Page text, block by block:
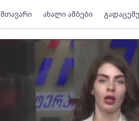
მთავარი ახალი ამბები